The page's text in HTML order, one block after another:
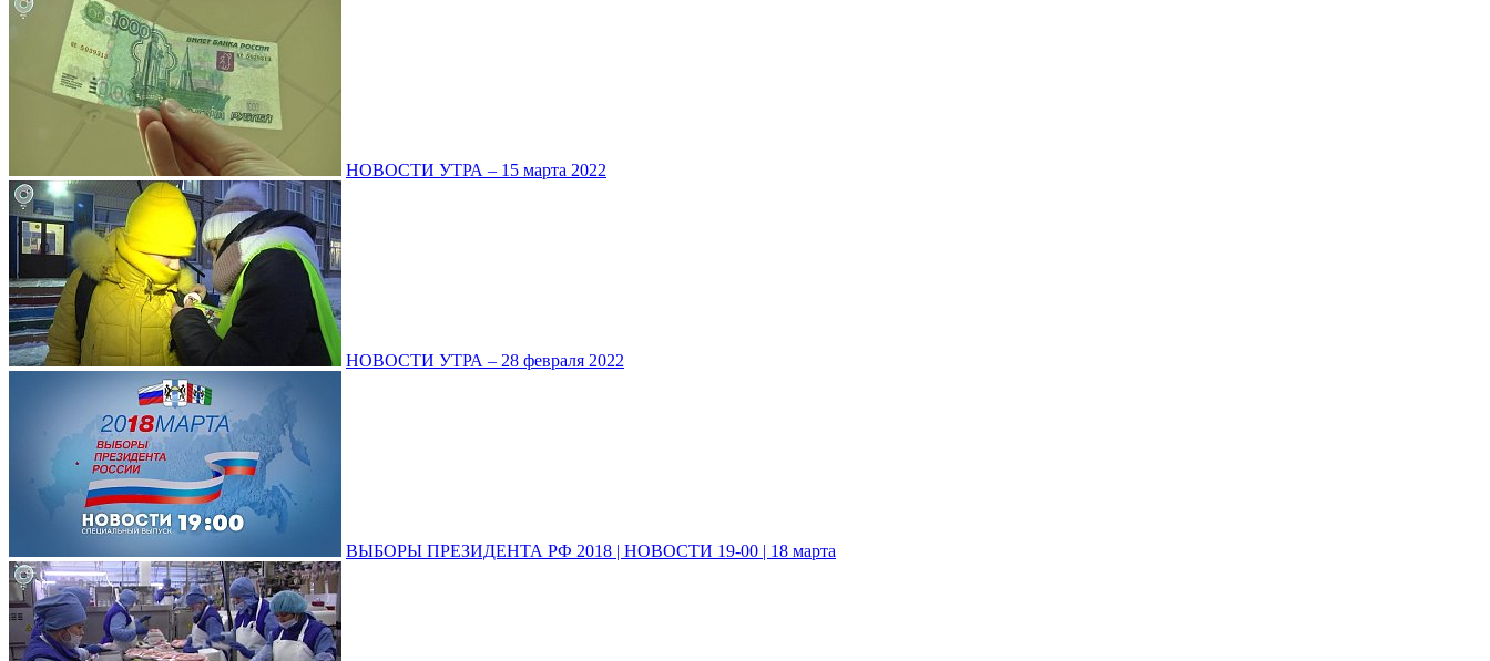
НОВОСТИ УТРА – 15 марта 2022
НОВОСТИ УТРА – 28 февраля 2022
ВЫБОРЫ ПРЕЗИДЕНТА РФ 2018 | НОВОСТИ 19-00 | 18 марта